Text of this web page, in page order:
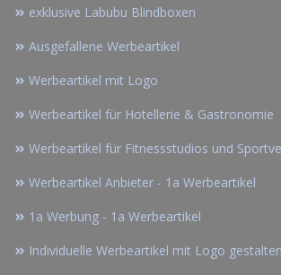
exklusive Labubu Blindboxen
Ausgefallene Werbeartikel
Werbeartikel mit Logo
Werbeartikel für Hotellerie & Gastronomie
Werbeartikel für Fitnessstudios und
Werbeartikel Anbieter - 1a Werbeartikel
1a Werbung - 1a Werbeartikel
Individuelle Werbeartikel mit Logo gestalten